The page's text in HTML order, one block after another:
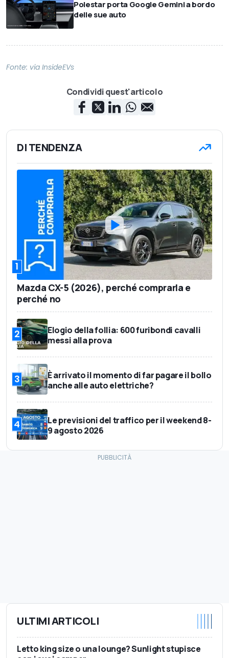
Polestar porta Google Gemini a bordo
delle sue auto
Fonte: via InsideEVs
Condividi quest'articolo
DI TENDENZA
1
Mazda CX-5 (2026), perché comprarla e
perché no
2
Elogio della follia: 600 furibondi cavalli
messi alla prova
3
È arrivato il momento di far pagare il bollo
anche alle auto elettriche?
4
Le previsioni del traffico per il weekend 8-
9 agosto 2026
ULTIMI ARTICOLI
Letto king size o una lounge? Sunlight stupisce